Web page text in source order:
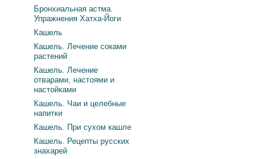
Бронхиальная астма.
Упражнения Хатха-Йоги
Кашель
Кашель. Лечение соками
растений
Кашель. Лечение
отварами, настоями и
настойками
Кашель. Чаи и целебные
напитки
Кашель. При сухом кашле
Кашель. Рецепты русских
знахарей